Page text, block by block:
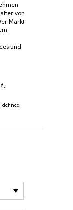
von
Markt
und
,
defined